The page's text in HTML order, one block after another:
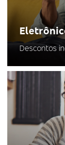
Descontos